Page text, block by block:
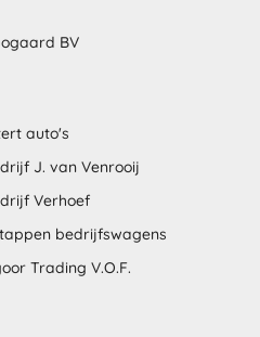
BV
auto's
J. van Venrooij
Verhoef
bedrijfswagens
Trading V.O.F.